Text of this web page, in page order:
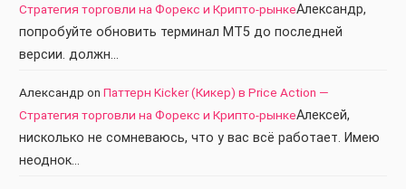
Стратегия торговли на Форекс и Крипто-рынкеАлександр,
попробуйте обновить терминал МТ5 до последней
версии. должн…
Александр on Паттерн Kicker (Кикер) в Price Action —
Стратегия торговли на Форекс и Крипто-рынкеАлексей,
нисколько не сомневаюсь, что у вас всё работает. Имею
неоднок…